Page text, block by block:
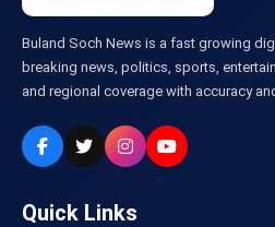
Buland Soch News is a fast growing
breaking news, politics, sports,
and regional coverage with accuracy
Quick Links